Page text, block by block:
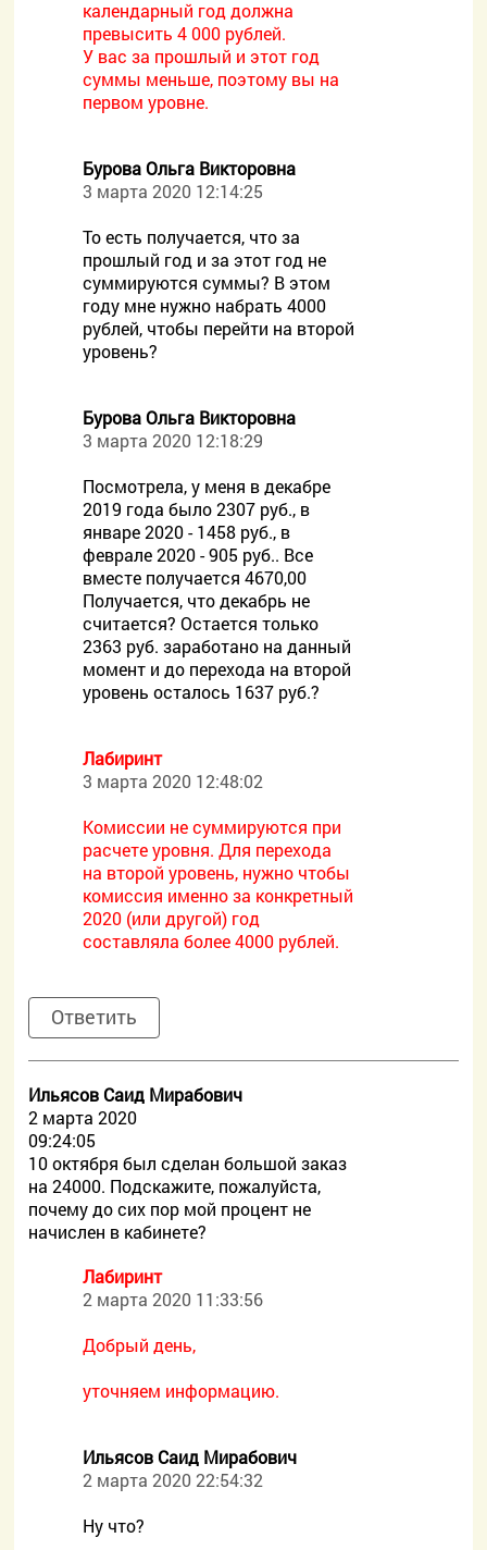
календарный год должна
превысить 4 000 рублей.
У вас за прошлый и этот год
суммы меньше, поэтому вы на
первом уровне.
Бурова Ольга Викторовна
3 марта 2020 12:14:25
То есть получается, что за
прошлый год и за этот год не
суммируются суммы? В этом
году мне нужно набрать 4000
рублей, чтобы перейти на второй
уровень?
Бурова Ольга Викторовна
3 марта 2020 12:18:29
Посмотрела, у меня в декабре
2019 года было 2307 руб., в
январе 2020 - 1458 руб., в
феврале 2020 - 905 руб.. Все
вместе получается 4670,00
Получается, что декабрь не
считается? Остается только
2363 руб. заработано на данный
момент и до перехода на второй
уровень осталось 1637 руб.?
Лабиринт
3 марта 2020 12:48:02
Комиссии не суммируются при
расчете уровня. Для перехода
на второй уровень, нужно чтобы
комиссия именно за конкретный
2020 (или другой) год
составляла более 4000 рублей.
Ответить
Ильясов Саид Мирабович
2 марта 2020
09:24:05
10 октября был сделан большой заказ
на 24000. Подскажите, пожалуйста,
почему до сих пор мой процент не
начислен в кабинете?
Лабиринт
2 марта 2020 11:33:56
Добрый день,
уточняем информацию.
Ильясов Саид Мирабович
2 марта 2020 22:54:32
Ну что?